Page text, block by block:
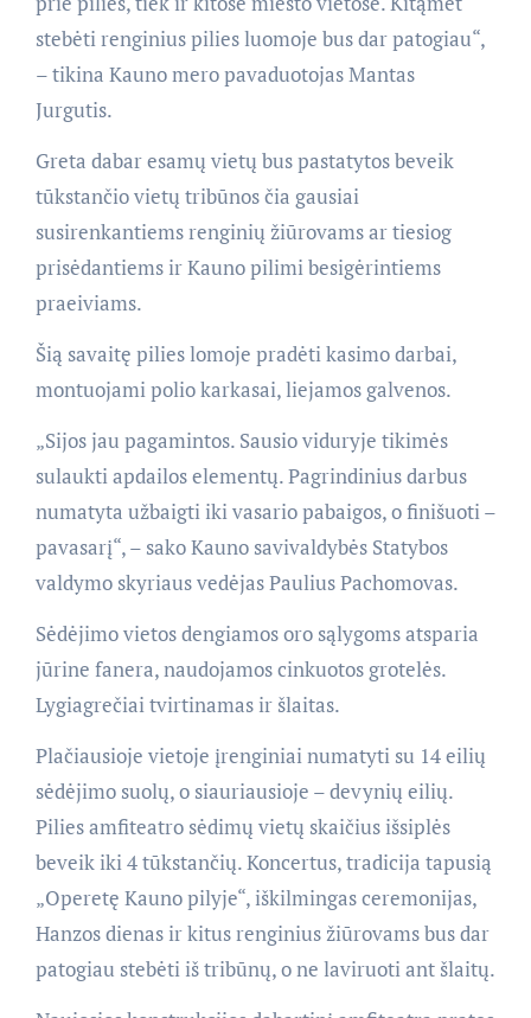
stebėti renginius pilies luomoje bus dar patogiau“,
– tikina Kauno mero pavaduotojas Mantas
Jurgutis.
Greta dabar esamų vietų bus pastatytos beveik
tūkstančio vietų tribūnos čia gausiai
susirenkantiems renginių žiūrovams ar tiesiog
prisėdantiems ir Kauno pilimi besigėrintiems
praeiviams.
Šią savaitę pilies lomoje pradėti kasimo darbai,
montuojami polio karkasai, liejamos galvenos.
„Sijos jau pagamintos. Sausio viduryje tikimės
sulaukti apdailos elementų. Pagrindinius darbus
numatyta užbaigti iki vasario pabaigos, o finišuoti –
pavasarį“, – sako Kauno savivaldybės Statybos
valdymo skyriaus vedėjas Paulius Pachomovas.
Sėdėjimo vietos dengiamos oro sąlygoms atsparia
jūrine fanera, naudojamos cinkuotos grotelės.
Lygiagrečiai tvirtinamas ir šlaitas.
Plačiausioje vietoje įrenginiai numatyti su 14 eilių
sėdėjimo suolų, o siauriausioje – devynių eilių.
Pilies amfiteatro sėdimų vietų skaičius išsiplės
beveik iki 4 tūkstančių. Koncertus, tradicija tapusią
„Operetę Kauno pilyje“, iškilmingas ceremonijas,
Hanzos dienas ir kitus renginius žiūrovams bus dar
patogiau stebėti iš tribūnų, o ne laviruoti ant šlaitų.